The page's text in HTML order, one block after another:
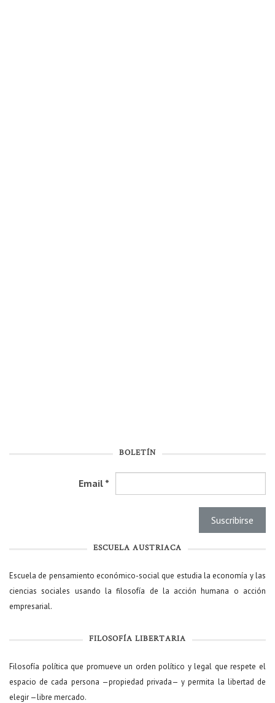
BOLETÍN
Email *
ESCUELA AUSTRIACA
Escuela de pensamiento económico-social que estudia la economía y las
ciencias sociales usando la filosofía de la acción humana o acción
empresarial.
FILOSOFÍA LIBERTARIA
Filosofía política que promueve un orden político y legal que respete el
espacio de cada persona —propiedad privada— y permita la libertad de
elegir —libre mercado.